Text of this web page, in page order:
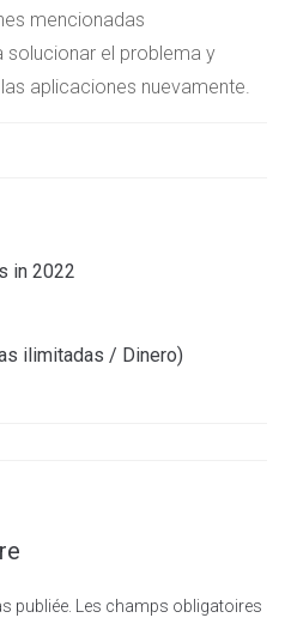
mencionadas
solucionar el problema y
aplicaciones nuevamente.
in 2022
ilimitadas / Dinero)
publiée. Les champs obligatoires